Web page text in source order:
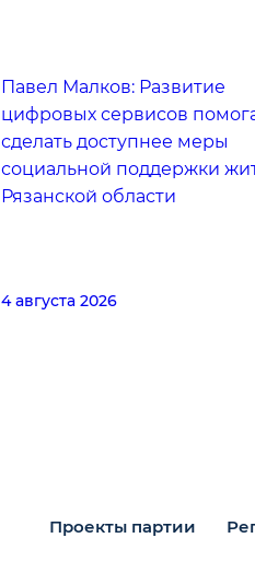
Павел Малков: Развитие
цифровых сервисов
сделать доступнее меры
социальной поддержки
Рязанской области
4 августа 2026
Проекты партии